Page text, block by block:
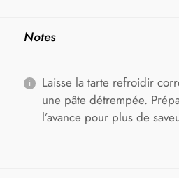
Notes
Laisse la tarte refroidir
une pâte détrempée.
l’avance pour plus de